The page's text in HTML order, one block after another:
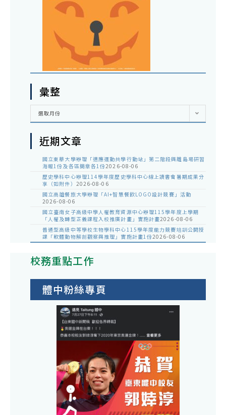
彙整
彙
選取月份
近期文章
國立東華大學辦理「適應運動共學行動站」第二階段與離島場研習
海報1份及各區簡章各1份2026-08-06
歷史學科中心辦理114學年度歷史學科中心線上讀書會暑期成果分
享（如附件） 2026-08-06
國立高雄餐旅大學辦理「AI+智慧餐飲LOGO設計競賽」活動
2026-08-06
國立臺南女子高級中學人權教育資源中心辦理115學年度上學期
「人權及轉型正義課程入校推廣計畫」實施計畫2026-08-06
普通型高級中等學校生物學科中心115學年度能力競賽培訓公開授
課「軟體動物解剖觀察與推理」實施計畫1份2026-08-06
校務重點工作
體中粉絲專頁